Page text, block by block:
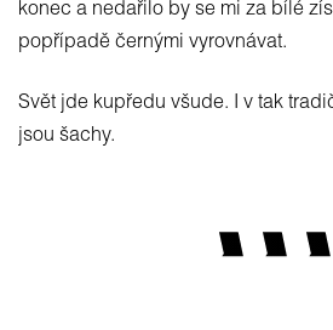
konec a nedařilo by se mi za bílé
popřípadě černými vyrovnávat.
Svět jde kupředu všude. I v tak
jsou šachy.